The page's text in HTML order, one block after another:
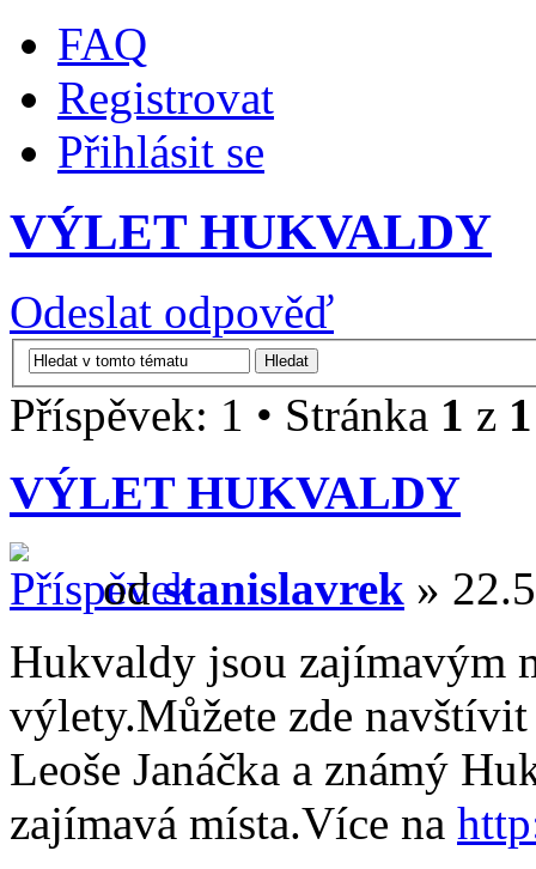
FAQ
Registrovat
Přihlásit se
VÝLET HUKVALDY
Odeslat odpověď
Příspěvek: 1 • Stránka 1 z 1
VÝLET HUKVALDY
odstanislavrek »
Hukvaldy jsou zajímavým
výlety.Můžete zde
Leoše Janáčka a známý
zajímavá místa.Více na